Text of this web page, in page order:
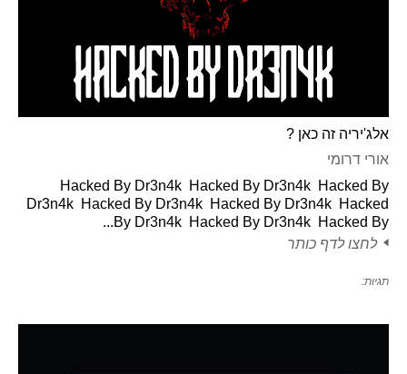
אלג'יריה זה כאן ?
אורי דרומי
Hacked By Dr3n4k Hacked By Dr3n4k Hacked By
Dr3n4k Hacked By Dr3n4k Hacked By Dr3n4k Hacked
By Dr3n4k Hacked By Dr3n4k Hacked By...
לחצו לדף כותר
תגיות: